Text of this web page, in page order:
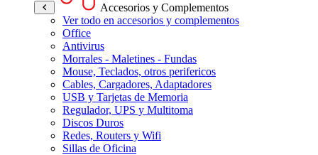
Accesorios y Complementos
Ver todo en accesorios y complementos
Office
Antivirus
Morrales - Maletines - Fundas
Mouse, Teclados, otros perifericos
Cables, Cargadores, Adaptadores
USB y Tarjetas de Memoria
Regulador, UPS y Multitoma
Discos Duros
Redes, Routers y Wifi
Sillas de Oficina